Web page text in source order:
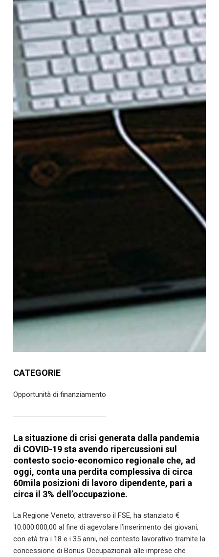
CATEGORIE
Opportunità di finanziamento
La situazione di crisi generata dalla pandemia
di COVID-19 sta avendo ripercussioni sul
contesto socio-economico regionale che, ad
oggi, conta una perdita complessiva di circa
60mila posizioni di lavoro dipendente, pari a
circa il 3% dell’occupazione.
La Regione Veneto, attraverso il FSE, ha stanziato €
10.000.000,00 al fine di agevolare l’inserimento dei giovani,
con età tra i 18 e i 35 anni, nel contesto lavorativo tramite la
concessione di Bonus Occupazionali alle imprese che